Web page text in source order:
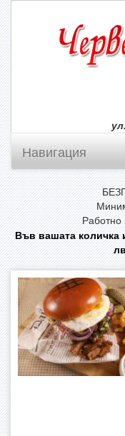
Навигация
Във вашата количка